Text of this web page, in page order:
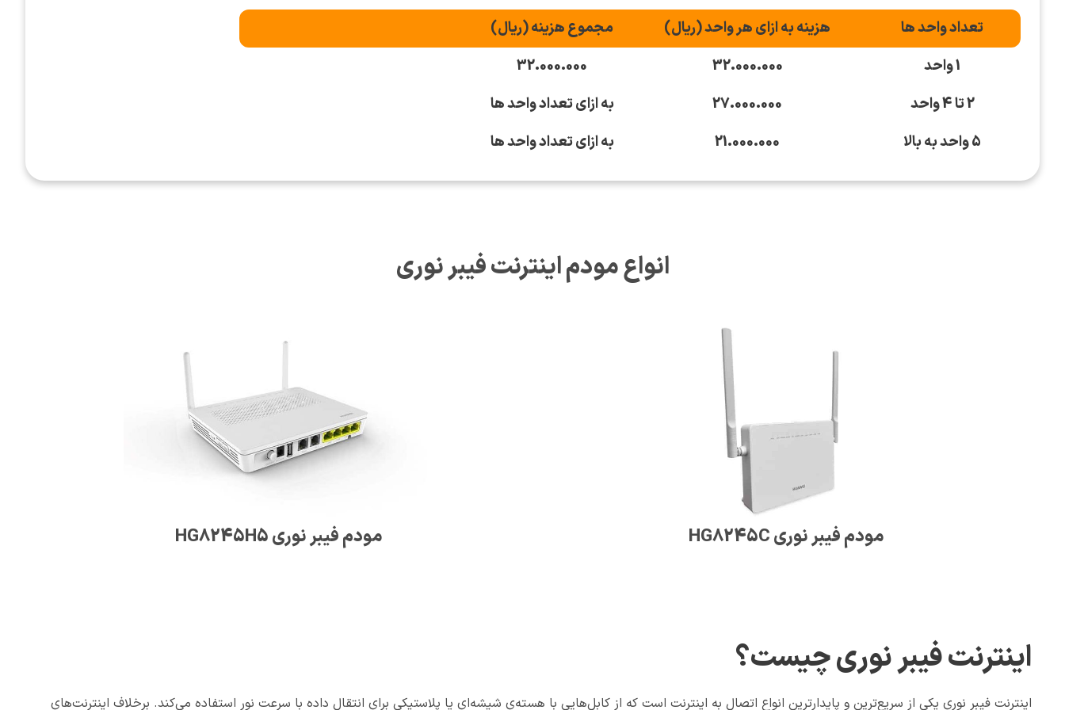
تعداد واحد ها هزینه به ازای هر واحد (ریال)
مجموع هزینه (ریال)
1 واحد
32.000.000
32.000.000
2 تا 4 واحد
27.000.000
به ازای تعداد واحد ها
5 واحد به بالا
21.000.000 به ازای تعداد واحد ها
انواع مودم اینترنت فیبر نوری
مودم فیبر نوری HG8245C مودم فیبر نوری HG8245H5
اینترنت فیبر نوری چیست؟
اینترنت فیبر نوری یکی از سریع‌ترین و پایدارترین انواع اتصال به اینترنت است که از کابل‌هایی با هسته‌ی شیشه‌ای یا پلاستیکی برای انتقال داده با سرعت نور استفاده می‌کند. برخلاف اینترنت‌های